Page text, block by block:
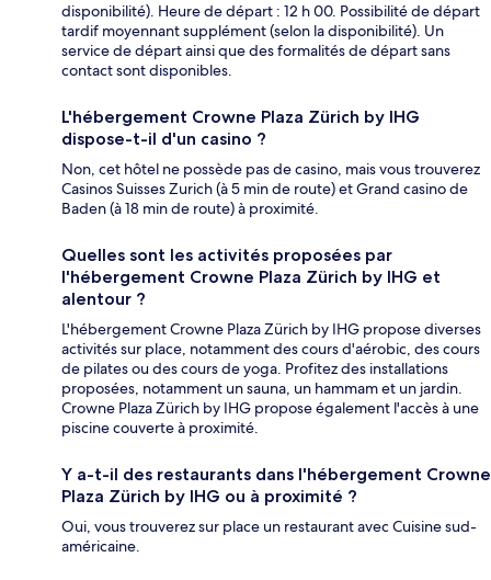
disponibilité). Heure de départ : 12 h 00. Possibilité de départ
tardif moyennant supplément (selon la disponibilité). Un
service de départ ainsi que des formalités de départ sans
contact sont disponibles.
L'hébergement Crowne Plaza Zürich by IHG
dispose-t-il d'un casino ?
Non, cet hôtel ne possède pas de casino, mais vous trouverez
Casinos Suisses Zurich (à 5 min de route) et Grand casino de
Baden (à 18 min de route) à proximité.
Quelles sont les activités proposées par
l'hébergement Crowne Plaza Zürich by IHG et
alentour ?
L'hébergement Crowne Plaza Zürich by IHG propose diverses
activités sur place, notamment des cours d'aérobic, des cours
de pilates ou des cours de yoga. Profitez des installations
proposées, notamment un sauna, un hammam et un jardin.
Crowne Plaza Zürich by IHG propose également l'accès à une
piscine couverte à proximité.
Y a-t-il des restaurants dans l'hébergement Crowne
Plaza Zürich by IHG ou à proximité ?
Oui, vous trouverez sur place un restaurant avec Cuisine sud-
américaine.